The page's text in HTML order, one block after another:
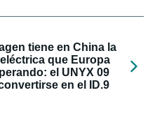
tiene en China la
que Europa
el UNYX 09
en el ID.9